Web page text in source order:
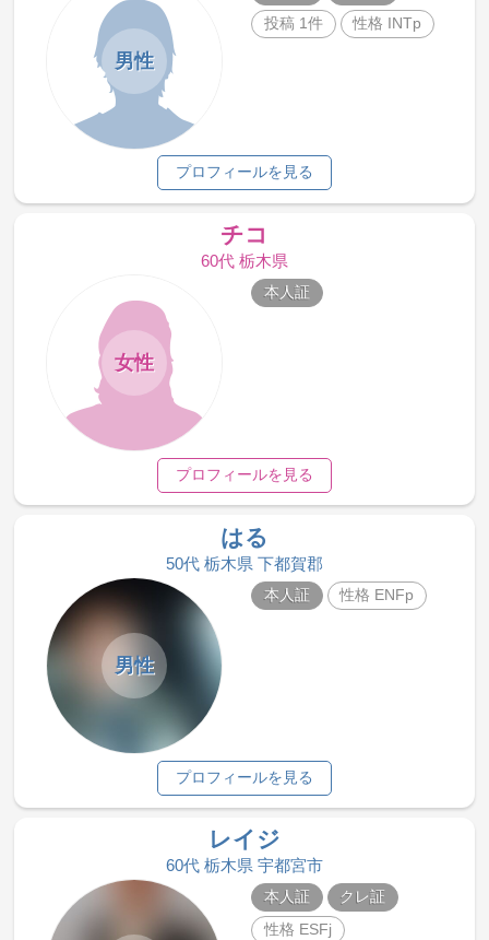
男性
投稿 1件
性格 INTp
プロフィールを見る
チコ
60代 栃木県
女性
本人証
プロフィールを見る
はる
50代 栃木県 下都賀郡
男性
本人証 性格 ENFp
プロフィールを見る
レイジ
60代 栃木県 宇都宮市
本人証
クレ証
性格 ESFj